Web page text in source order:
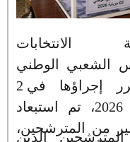
الانتخابات
الشعبي الوطني
المقرر إجراؤها في 2
جويلية 2026، تم استبعاد
من المترشحين،
الذين